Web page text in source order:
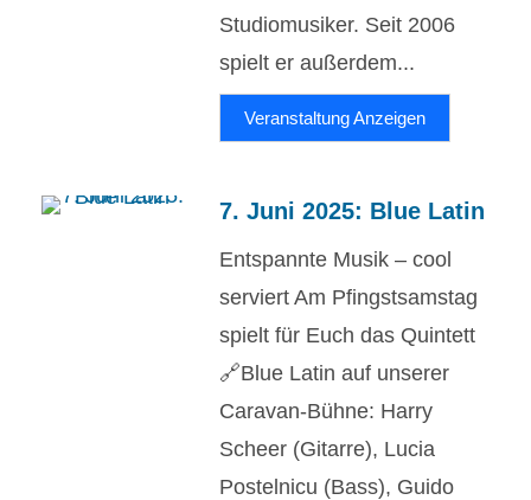
Studiomusiker. Seit 2006
spielt er außerdem...
Veranstaltung Anzeigen
7. Juni 2025: Blue Latin
Entspannte Musik – cool
serviert Am Pfingstsamstag
spielt für Euch das Quintett
🔗Blue Latin auf unserer
Caravan-Bühne: Harry
Scheer (Gitarre), Lucia
Postelnicu (Bass), Guido